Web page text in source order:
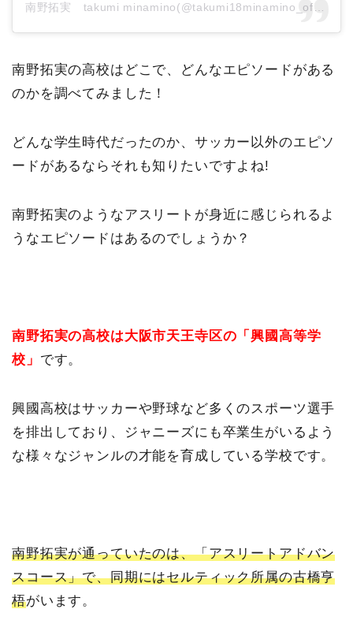
南野拓実の高校はどこで、どんなエピソードがある
のかを調べてみました！
どんな学生時代だったのか、サッカー以外のエピソ
ードがあるならそれも知りたいですよね!
南野拓実のようなアスリートが身近に感じられるよ
うなエピソードはあるのでしょうか？
南野拓実の高校は大阪市天王寺区の「興國高等学
校」 です。
興國高校はサッカーや野球など多くのスポーツ選手
を排出しており、ジャニーズにも卒業生がいるよう
な様々なジャンルの才能を育成している学校です。
南野拓実が通っていたのは、「アスリートアドバン
スコース」で、同期にはセルティック所属の古橋亨
梧がいます。